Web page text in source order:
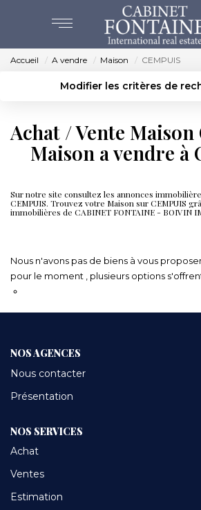
ACHAT
ESTIMATION
NOS AGENCES
Accueil A vendre Maison CEMPUIS
Modifier les critères de
Surface min Budget
Achat / Vente Maison
Maison a vendre à
Sur notre site consultez les annonces
CEMPUIS. Trouvez votre Maison sur CEMPUIS
immobilières de CABINET FONTAINE - BOIVIN
Nous n'avons pas de biens à vous
pour le moment , plusieurs options
NOS AGENCES
Nous contacter
Présentation
NOS SERVICES
Achat
Ventes
Estimation